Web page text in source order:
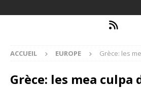
ACCUEIL EUROPE Grèce: les
Grèce: les mea culpa